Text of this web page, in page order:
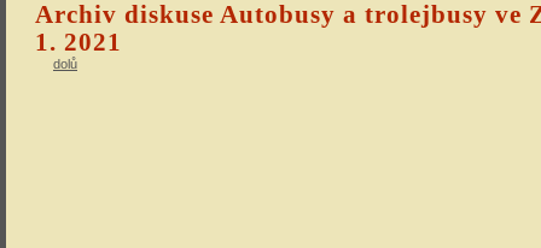
Archiv diskuse Autobusy a trolejbusy ve
1. 2021
dolů